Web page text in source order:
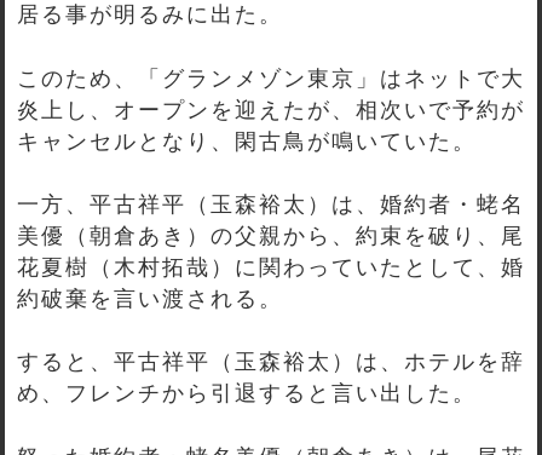
居る事が明るみに出た。
このため、「グランメゾン東京」はネットで大
炎上し、オープンを迎えたが、相次いで予約が
キャンセルとなり、閑古鳥が鳴いていた。
一方、平古祥平（玉森裕太）は、婚約者・蛯名
美優（朝倉あき）の父親から、約束を破り、尾
花夏樹（木村拓哉）に関わっていたとして、婚
約破棄を言い渡される。
すると、平古祥平（玉森裕太）は、ホテルを辞
め、フレンチから引退すると言い出した。